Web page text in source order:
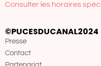
Consulter les horaires
©PUCESDUCANAL2024
Presse
Contact